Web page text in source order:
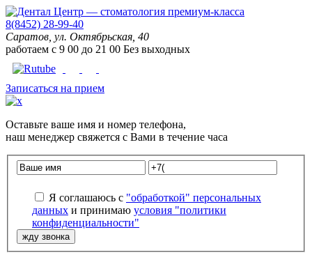
8(8452) 28-99-40
Саратов, ул. Октябрьская, 40
работаем с 9 00 до 21 00 Без выходных
Записаться на прием
Оставьте ваше имя и номер телефона,
наш менеджер свяжется с Вами в течение часа
Я соглашаюсь с "обработкой" персональных
данных и принимаю условия "политики
конфиденциальности"